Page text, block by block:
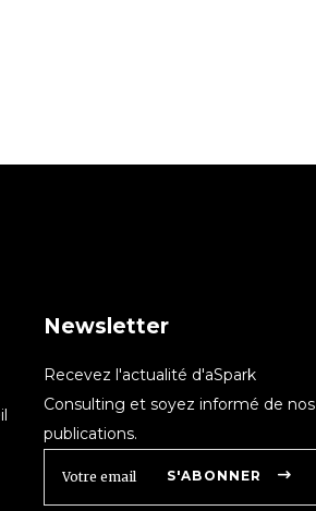
Newsletter
Recevez l'actualité d'aSpark
Consulting et soyez informé de nos
publications.
S'ABONNER